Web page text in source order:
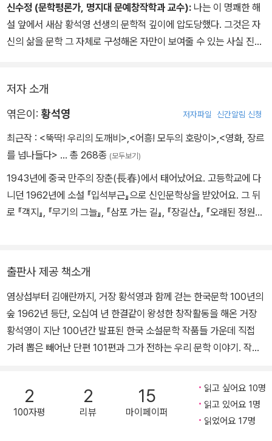
어져갔다.
˝가자!˝
철호는 또 한번 귓가에 어머니의 소리를 들었다고 생각하며 푹 모로
차가 네거리에 다다랐다. 앞에 교통신호대에 빨간불이 켜졌다. 차가
˝어디로 가시죠?˝
그러나 머리를 푹 앞으로 수그린 철호는 아무 대답도 없었다.
신수정 (문학평론가, 명지대 문예창작학과 교수): 나는 이 명쾌한 해
설 앞에서 새삼 황석영 선생의 문학적 깊이에 압도당했다. 그것은 자
신의 삶을 문학 그 자체로 구성해온 자만이 보여줄 수 있는 사실 진술
저자 소개
엮은이: 황석영 저자파일 신간알림 신청
최근작 : <뚝딱! 우리의 도깨비> <어흥! 모두의 호랑이> <영화, 장르
를 넘나들다> … 총 268종 (모두보기)
1943년에 중국 만주의 장춘(長春)에서 태어났어요. 고등학교에 다
니던 1962년에 소설 『입석부근』으로 신인문학상을 받았어요. 그 뒤
로 『객지』, 『무기의 그늘』, 『삼포 가는 길』, 『장길산』, 『오래된 정원』,
을 받았어요. 2003년에는 중국 고전 『삼국지』를 특유의 유려하고 장
쾌한 글솜씨로 충실히 번역한 『황석영의 삼국지』를 펴냈어요.
출판사 제공 책소개
염상섭부터 김애란까지, 거장 황석영과 함께 걷는 한국문학 100년의
숲 1962년 등단, 오십여 년 한결같이 왕성한 창작활동을 해온 거장
황석영이 지난 100년간 발표된 한국 소설문학 작품들 가운데 직접
가려 뽑은 빼어난 단편 101편과 그가 전하는 우리 문학 이야기. 작가
만의 시선으로 새롭게 부활했고, 오늘의 작품들은 그 깊이가 달라졌
다. 긴 시간 현역작가로 활동해온 그이기에, 그리고 당대와 언제나 함
께 호흡해온 그이기에 가능한 ‘황석영의 한국문학 읽기’! 특유의 입담
2
100자평
2
리뷰
15
마이페이퍼
읽고 싶어요 10명
읽고 있어요 1명
읽었어요 17명